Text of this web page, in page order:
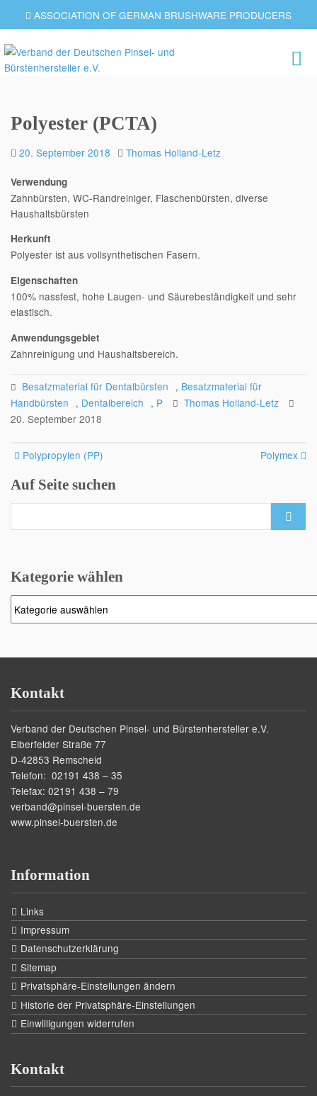
ASSOCIATION OF GERMAN BRUSHWARE PRODUCERS
Polyester (PCTA)
20. September 2018 Thomas Holland-Letz
Verwendung
Zahnbürsten, WC-Randreiniger, Flaschenbürsten, diverse
Haushaltsbürsten
Herkunft
Polyester ist aus vollsynthetischen Fasern.
Eigenschaften
100% nassfest, hohe Laugen- und Säurebeständigkeit und sehr
elastisch.
Anwendungsgebiet
Zahnreinigung und Haushaltsbereich.
Besatzmaterial für Dentalbürsten , Besatzmaterial für
Handbürsten , Dentalbereich , P
Thomas Holland-Letz
20. September 2018
Post
navigation
Polypropylen (PP) Polymex
Auf Seite suchen
for:
Kategorie wählen
wählen
Kontakt
Verband der Deutschen Pinsel- und Bürstenhersteller e.V.
Elberfelder Straße 77
D-42853 Remscheid
Telefon: 02191 438 – 35
Telefax: 02191 438 – 79
verband@pinsel-buersten.de
www.pinsel-buersten.de
Information
Links
Impressum
Datenschutzerklärung
Sitemap
Privatsphäre-Einstellungen ändern
Historie der Privatsphäre-Einstellungen
Einwilligungen widerrufen
Kontakt